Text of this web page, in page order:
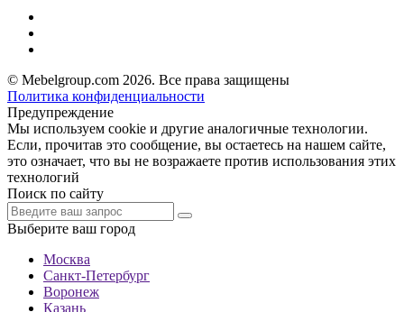
© Mebelgroup.com 2026. Все права защищены
Политика конфиденциальности
Предупреждение
Мы используем cookie и другие аналогичные технологии.
Если, прочитав это сообщение, вы остаетесь на нашем сайте,
это означает, что вы не возражаете против использования этих
технологий
Поиск по сайту
Выберите ваш город
Москва
Санкт-Петербург
Воронеж
Казань